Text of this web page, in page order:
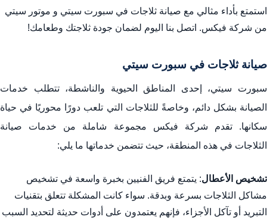
استمتع بأداء مثالي مع صيانة ثلاجات في سبورت سيتي و موتور سيتي
من شركة فيكس. اتصل بنا اليوم لضمان جودة ثلاجتك وطعامك!
صيانة ثلاجات في سبورت سيتي
سبورت سيتي، إحدى المناطق الحيوية والناشطة، تتطلب خدمات
الصيانة بشكل دائم، وخاصةً للثلاجات التي تلعب دورًا محوريًا في حياة
سكانها. تقدم شركة فيكس مجموعة شاملة من خدمات صيانة
الثلاجات في هذه المنطقة، حيث تتضمن خدماتها ما يلي:
تشخيص الأعطال: يتمتع فريق الفنيين بخبرة واسعة في تشخيص
مشاكل الثلاجات بسرعة وبدقة. سواء كانت المشكلة تتعلق بتقنيات
التبريد أو تآكل الأجزاء، فإنهم يعتمدون على أدوات حديثة لتحديد السبب